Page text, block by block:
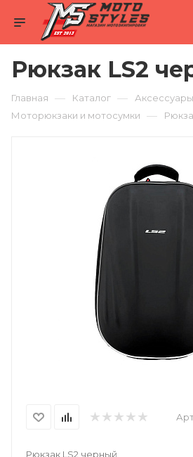
Рюкзак LS2
Главная — Каталог —
Моторюкзаки и мотосумки —
Рюкзак LS2 черный